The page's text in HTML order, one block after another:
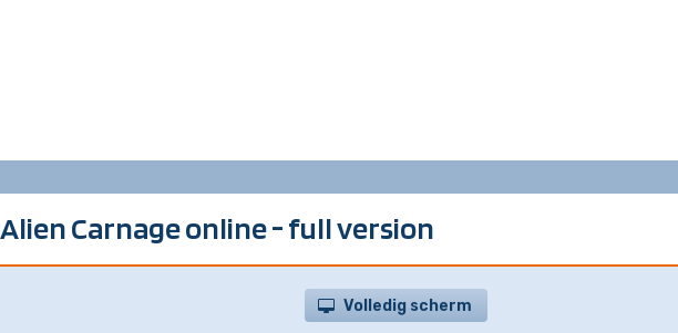
Carnage online - full version
Volledig scherm